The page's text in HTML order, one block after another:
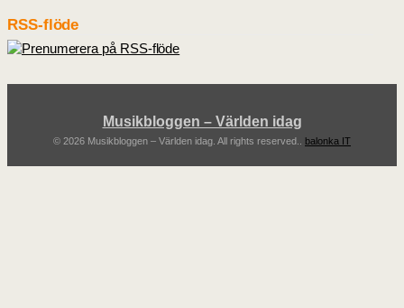
RSS-flöde
Musikbloggen – Världen idag
© 2026 Musikbloggen – Världen idag. All rights reserved.. balonka IT